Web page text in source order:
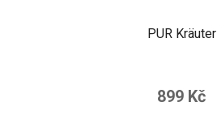
PUR Kräuter
899 Kč